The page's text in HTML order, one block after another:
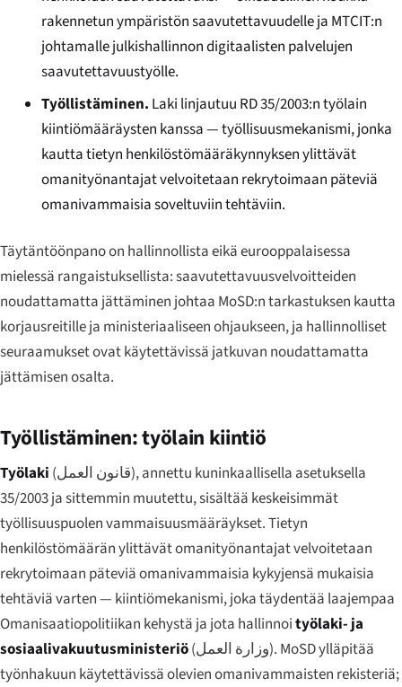
rakennetun ympäristön saavutettavuudelle ja MTCIT:n
johtamalle julkishallinnon digitaalisten palvelujen
saavutettavuustyölle.
Työllistäminen. Laki linjautuu RD 35/2003:n työlain
kiintiömääräysten kanssa — työllisuusmekanismi, jonka
kautta tietyn henkilöstömääräkynnyksen ylittävät
omanityönantajat velvoitetaan rekrytoimaan päteviä
omanivammaisia soveltuviin tehtäviin.
Täytäntöönpano on hallinnollista eikä eurooppalaisessa
mielessä rangaistuksellista: saavutettavuusvelvoitteiden
noudattamatta jättäminen johtaa MoSD:n tarkastuksen kautta
korjausreitille ja ministeriaaliseen ohjaukseen, ja hallinnolliset
seuraamukset ovat käytettävissä jatkuvan noudattamatta
jättämisen osalta.
Työllistäminen: työlain kiintiö
Työlaki (قانون العمل), annettu kuninkaallisella asetuksella
35/2003 ja sittemmin muutettu, sisältää keskeisimmät
työllisuuspuolen vammaisuusmääräykset. Tietyn
henkilöstömäärän ylittävät omanityönantajat velvoitetaan
rekrytoimaan päteviä omanivammaisia kykyjensä mukaisia
tehtäviä varten — kiintiömekanismi, joka täydentää laajempaa
Omanisaatiopolitiikan kehystä ja jota hallinnoityölaki- ja
sosiaalivakuutusministeriö(وزارة العمل). MoSD ylläpitää
työnhakuun käytettävissä olevien omanivammaisten rekisteriä;